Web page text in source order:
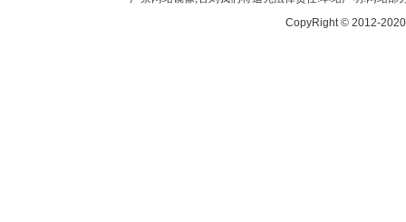
CopyRight © 2012-